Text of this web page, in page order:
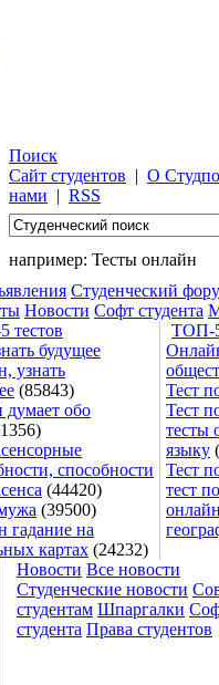
Поиск
Сайт студентов | О
нами | RSS
например: Тесты онлайн
Студенческий
Новости Софт студента
тестов
ТОП-
будущее
узнать
(85843)
думает обо
способности
(44420)
(39500)
гадание на
картах (24232)
Тест
Тест
тесты
языку
Тест
тест
Новости Все новости
Студенческие новости
студентам Шпаргалки
студента Права студентов